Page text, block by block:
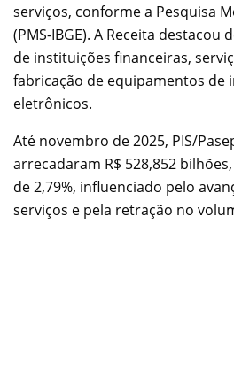
serviços, conforme a Pesquisa
(PMS-IBGE). A Receita
de instituições financeiras,
fabricação de equipamentos de
eletrônicos.
Até novembro de 2025, PIS/
arrecadaram R$ 528,852
de 2,79%, influenciado pelo
serviços e pela retração no